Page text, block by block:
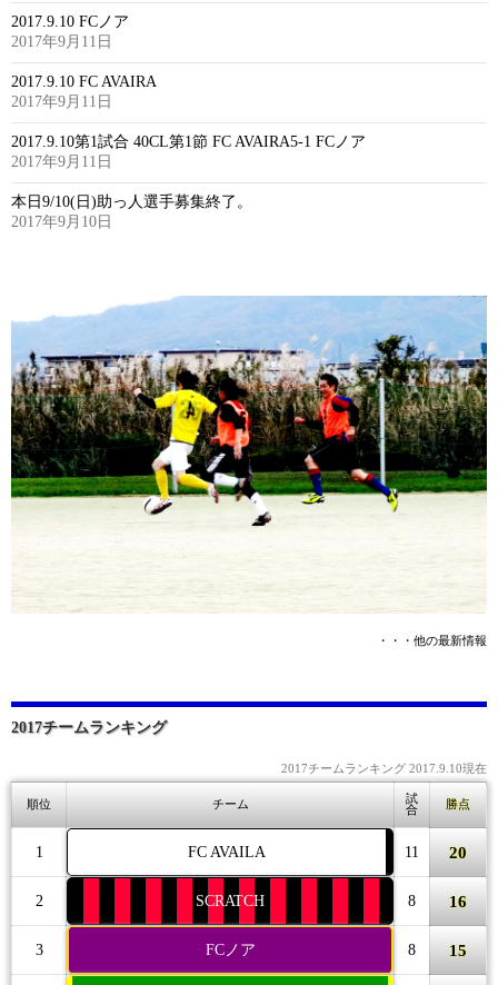
2017.9.10 FCノア
2017年9月11日
2017.9.10 FC AVAIRA
2017年9月11日
2017.9.10第1試合 40CL第1節 FC AVAIRA5-1 FCノア
2017年9月11日
本日9/10(日)助っ人選手募集終了。
2017年9月10日
・・・他の最新情報
2017チームランキング
2017チームランキング 2017.9.10現在
順位 チーム
試
合
勝点
1 FC AVAILA 11 20
2 SCRATCH 8 16
3 FCノア 8 15